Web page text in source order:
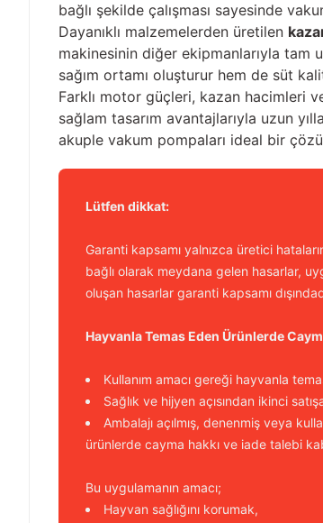
bağlı şekilde çalışması sayesinde
Dayanıklı malzemelerden üretilen
makinesinin diğer ekipmanlarıyla tam
sağım ortamı oluşturur hem de süt
Farklı motor güçleri, kazan hacimleri
sağlam tasarım avantajlarıyla uzun
akuple vakum pompaları ideal bir
Lütfen dikkat:
Garanti kapsamı yalnızca üretici
bağlı olarak meydana gelen hasarlar,
oluşan hasarlar garanti kapsamı
Hayvanla Temas Eden Ürünlerde
Kullanım amacı gereği hayvanla
Sağlık ve hijyen açısından ikinci
Ambalajı açılmış, denenmiş veya
ürünlerde cayma hakkı ve iade talebi
Bu uygulamanın amacı;
Hayvan sağlığını korumak,